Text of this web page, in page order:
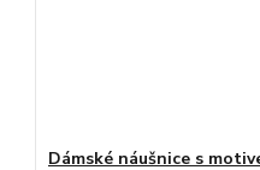
Dámské náušnice s